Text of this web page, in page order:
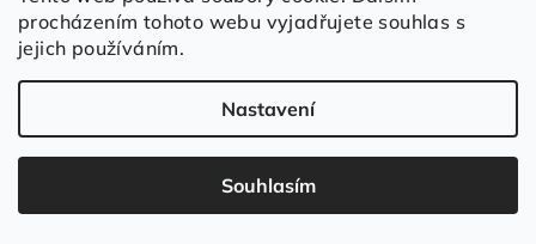
procházením tohoto webu vyjadřujete souhlas s
jejich používáním.
Nastavení
Souhlasím